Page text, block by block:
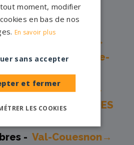
funèbres -Saint-
-
Saint-Malo→
- Saint-Méen-le-
Grand→
-Sixt Sur Aff→
- ST SAUVEUR DES
- Val-Couesnon→
moment, modifier
en bas de nos
En savoir plus
et fermer
sans accepter
LES COOKIES